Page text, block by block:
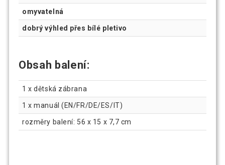
omyvatelná
dobrý výhled přes bílé pletivo
Obsah balení:
1 x dětská zábrana
1 x manuál (EN/FR/DE/ES/IT)
rozměry balení: 56 x 15 x 7,7 cm